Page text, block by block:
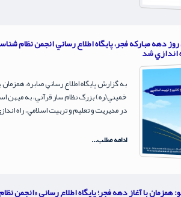
دهه مباركه فجر، پايگاه اطلاع رساني انجمن نظام
اندازي شد
خميني(ره) بزرگ نظام ساز قرآني، به ميهن
در مديريت و تعليم و تربيت اسلامي، راه
ادامه مطلب...
با آغاز دهه فجر؛ پایگاه اطلاع رسانی «انجمن